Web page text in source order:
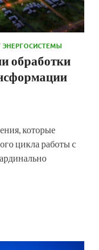
ЭНЕРГОСИСТЕМЫ
обработки
которые
цикла работы с